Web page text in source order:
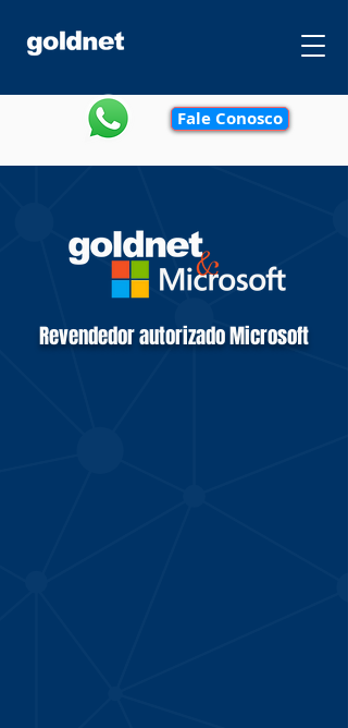
Fale Conosco
Revendedor autorizado Microsoft